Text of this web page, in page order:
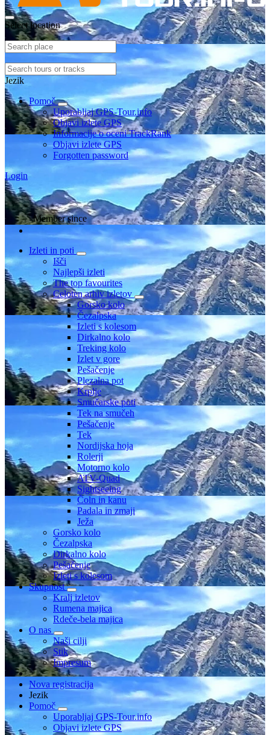
Select location
Jezik
Pomoč
Uporabljaj GPS-Tour.info
Objavi izlete GPS
Informacije o oceni TrackRank
Objavi izlete GPS
Forgotten password
Login
Member since
Izleti in poti
Išči
Najlepši izleti
The top favourites
Celoten arhiv izletov
Gorsko kolo
Čezalpska
Izleti s kolesom
Dirkalno kolo
Treking kolo
Izlet v gore
Pešačenje
Plezalna pot
Krplje
Smučarske poti
Tek na smučeh
Pešačenje
Tek
Nordijska hoja
Rolerji
Motorno kolo
ATV-Quad
Sightseeing
Čoln in kanu
Padala in zmaji
Ježa
Gorsko kolo
Čezalpska
Dirkalno kolo
Pešačenje
Izleti s kolesom
Skupnost
Kralj izletov
Rumena majica
Rdeče-bela majica
O nas
Naši cilji
Stik
Impresum
Nova registracija
Jezik
Pomoč
Uporabljaj GPS-Tour.info
Objavi izlete GPS